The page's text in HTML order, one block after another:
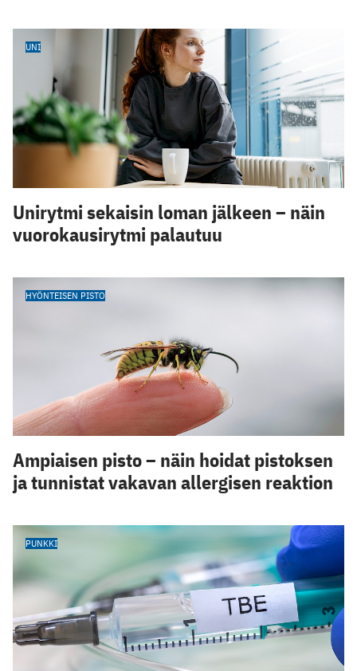
UNI
Unirytmi sekaisin loman jälkeen – näin
vuorokausirytmi palautuu
HYÖNTEISEN PISTO
Ampiaisen pisto – näin hoidat pistoksen
ja tunnistat vakavan allergisen reaktion
PUNKKI